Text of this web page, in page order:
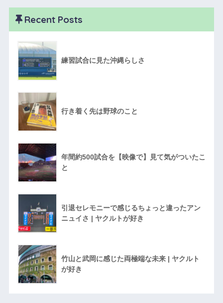
Recent Posts
練習試合に見た沖縄らしさ
行き着く先は野球のこと
年間約500試合を【映像で】見て気がついたこ
と
引退セレモニーで感じるちょっと違ったアン
ニュイさ | ヤクルトが好き
竹山と武岡に感じた両極端な未来 | ヤクルト
が好き